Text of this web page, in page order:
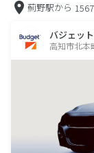
薊野駅から
バジェッ
高知市北本